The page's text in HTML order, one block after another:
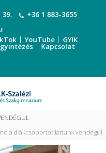
+36 1 883-3655
YouTube GYIK
Kapcsolat
diákcsoportot láttunk vendégül